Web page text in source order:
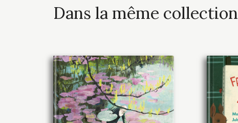
Dans la même collection